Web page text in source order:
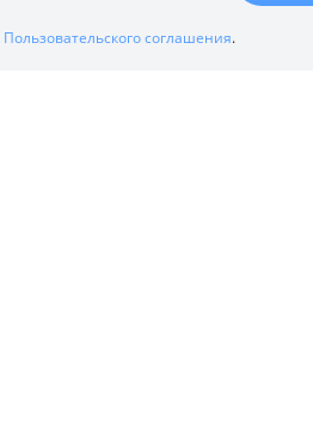
Пользовательского соглашения.